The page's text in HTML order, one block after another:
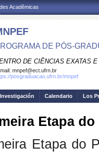
Acadêmicas
DE PÓS-
DE CIÊNCIAS EXATAS
mnpef@ect.ufrn.br
posgraduacao.ufrn.br/mnpef
Calendario Los
Etapa
Etapa do